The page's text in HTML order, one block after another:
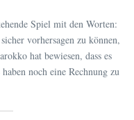
Spiel mit den Worten:
vorhersagen zu können,
hat bewiesen, dass es
noch eine Rechnung zu